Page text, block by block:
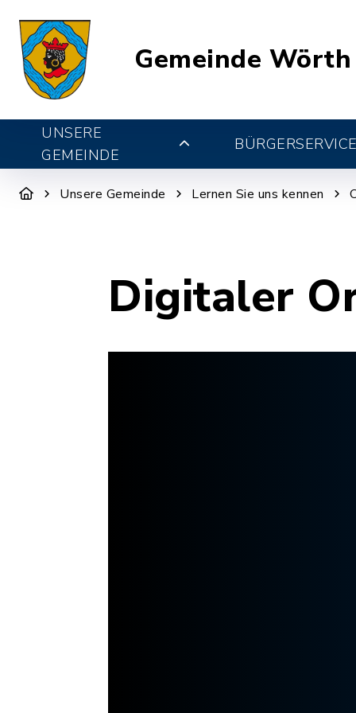
Gemeinde Wörth
UNSERE
GEMEINDE
Unsere Gemeinde Lernen Sie uns kennen
Digitaler